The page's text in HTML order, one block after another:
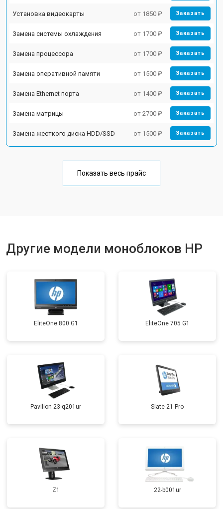
Установка видеокарты от 1850 ₽ Заказать
Замена системы охлаждения от 1700 ₽ Заказать
Замена процессора от 1700 ₽ Заказать
Замена оперативной памяти от 1500 ₽ Заказать
Замена Ethernet порта от 1400 ₽ Заказать
Замена матрицы от 2700 ₽ Заказать
Замена жесткого диска HDD/SSD от 1500 ₽ Заказать
Показать весь прайс
Другие модели моноблоков HP
EliteOne 800 G1 EliteOne 705 G1
Pavilion 23-q201ur Slate 21 Pro
Z1 22-b001ur